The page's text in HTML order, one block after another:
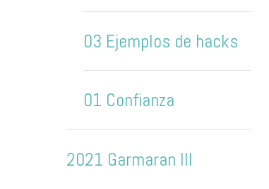
03 Ejemplos de hacks
01 Confianza
2021 Garmaran III